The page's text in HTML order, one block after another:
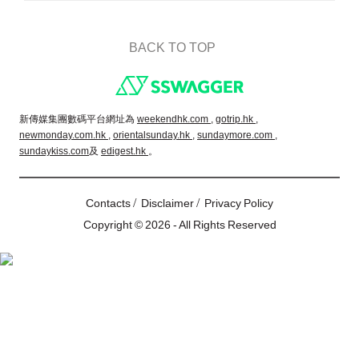
BACK TO TOP
新傳媒集團數碼平台網址為 weekendhk.com , gotrip.hk ,
newmonday.com.hk , orientalsunday.hk , sundaymore.com ,
sundaykiss.com及 edigest.hk 。
Contacts/ Disclaimer/ Privacy Policy
Copyright © 2026 - All Rights Reserved